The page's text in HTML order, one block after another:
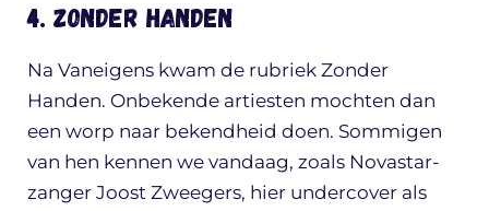
4. Zonder Handen
Na Vaneigens kwam de rubriek Zonder
Handen. Onbekende artiesten mochten dan
een worp naar bekendheid doen. Sommigen
van hen kennen we vandaag, zoals Novastar-
zanger Joost Zweegers, hier undercover als